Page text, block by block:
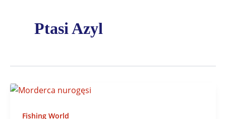
Ptasi Azyl
Fishing World